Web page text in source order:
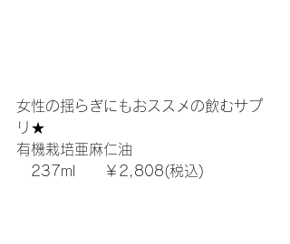
女性の揺らぎにもおススメの飲むサプ
リ★
有機栽培亜麻仁油
237ml　　￥2,808(税込)